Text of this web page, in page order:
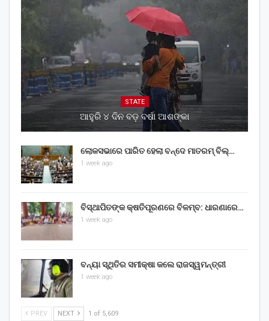
STATE
ଆହୁରି ୪ ଦିନ ବଡ଼ ବର୍ଷା ଆଶଙ୍କା
ଲୋକସଭାରେ ପାରିତ ହେଲା ବନ୍ଦେ ମାତରମ୍‌ ବିଲ୍‌…
1 week ago
ବିସ୍ଥାପିତଙ୍କ କ୍ଷତିପୂରଣରେ ବିଳମ୍ବ: ଧାରଣାରେ…
1 week ago
ବନ୍ୟା ସ୍ଥିତିର ସମୀକ୍ଷା କଲେ ରାଜସ୍ୱମନ୍ତ୍ରୀ
1 week ago
PREV NEXT 1 of 5,609